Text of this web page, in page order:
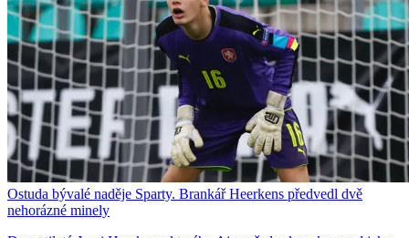
Ostuda bývalé naděje Sparty. Brankář Heerkens předvedl dvě
nehorázné minely